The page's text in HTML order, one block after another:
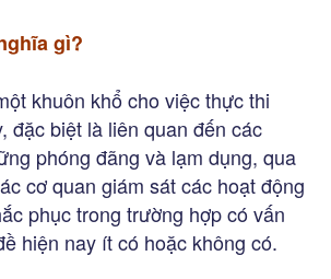
gì?
khuôn khổ cho việc thực thi
đặc biệt là liên quan đến các
phóng đãng và lạm dụng, qua
cơ quan giám sát các hoạt động
phục trong trường hợp có vấn
hiện nay ít có hoặc không có.